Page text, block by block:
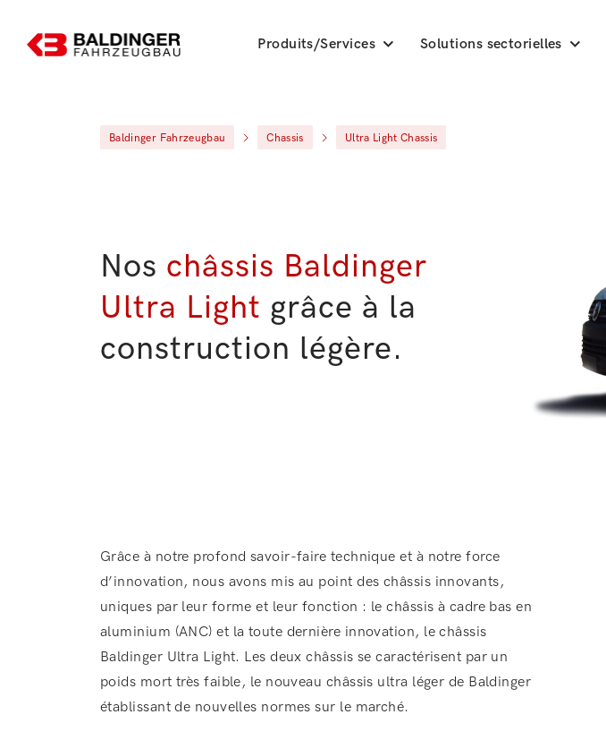
Produits/Services Solutions sectorielles
Baldinger Fahrzeugbau Chassis Ultra Light Chassis
Nos châssis Baldinger
Ultra Light grâce à la
construction légère.
Grâce à notre profond savoir-faire technique et à notre force
d’innovation, nous avons mis au point des châssis innovants,
uniques par leur forme et leur fonction : le châssis à cadre bas en
aluminium (ANC) et la toute dernière innovation, le châssis
Baldinger Ultra Light. Les deux châssis se caractérisent par un
poids mort très faible, le nouveau châssis ultra léger de Baldinger
établissant de nouvelles normes sur le marché.